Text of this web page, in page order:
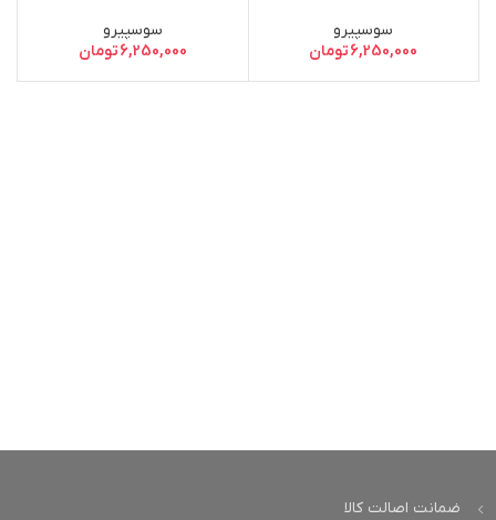
Tester
سوسپیرو
6,250,000تومان
سوسپیرو
6,250,000تومان
ضمانت اصالت کالا